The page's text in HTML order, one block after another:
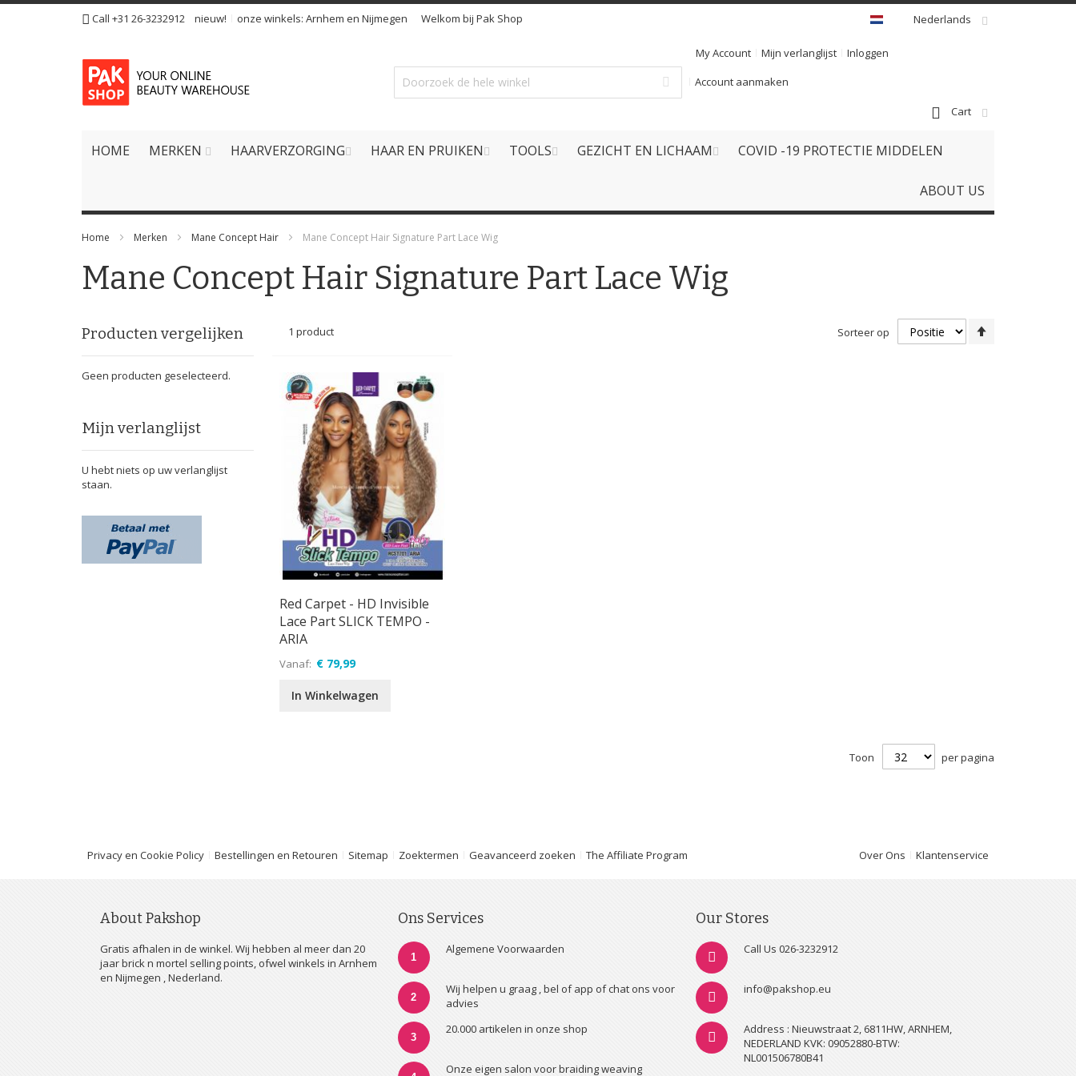
Ga
de
inhoud
Call +31 26-3232912 nieuw! onze winkels: Arnhem en Nijmegen Welkom bij Pak Shop Nederlands
My Account Mijn verlanglijst
Inloggen
Account aanmaken
Cart
HOME MERKEN HAARVERZORGING HAAR EN PRUIKEN TOOLS GEZICHT EN LICHAAM COVID -19 PROTECTIE MIDDELEN
ABOUT US
Home Merken Mane Concept Hair Mane Concept Hair Signature Part Lace Wig
Mane Concept Hair Signature Part Lace Wig
1 product Sorteer op
Red Carpet - HD Invisible
Lace Part SLICK TEMPO -
ARIA
Vanaf € 79,99
In Winkelwagen
Toon per pagina
Producten vergelijken
Geen producten geselecteerd.
Mijn verlanglijst
U hebt niets op uw verlanglijst
staan.
Privacy en Cookie Policy Bestellingen en Retouren Sitemap Zoektermen Geavanceerd zoeken The Affiliate Program Over Ons Klantenservice
About Pakshop
Gratis afhalen in de winkel. Wij hebben al meer dan 20
jaar brick n mortel selling points, ofwel winkels in Arnhem
en Nijmegen , Nederland.
Ons Services
1
Algemene Voorwaarden
2
Wij helpen u graag , bel of app of chat ons voor
advies
3
20.000 artikelen in onze shop
Onze eigen salon voor braiding weaving
Our Stores
Call Us 026-3232912
info@pakshop.eu
Address : Nieuwstraat 2, 6811HW, ARNHEM,
NEDERLAND KVK: 09052880-BTW:
NL001506780B41